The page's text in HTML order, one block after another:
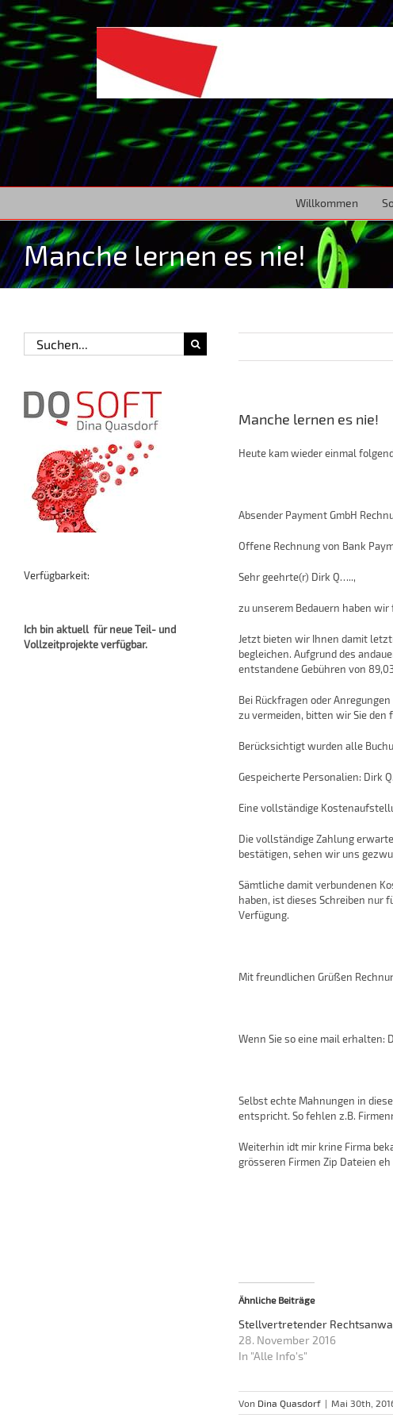
Zum
Inhalt
springen
Willkommen
Manche lernen es nie!
Manche lernen es nie!
Heute kam wieder einmal
Absender Payment GmbH
Offene Rechnung von Bank
Sehr geehrte(r) Dirk Q…..,
zu unserem Bedauern haben
Jetzt bieten wir Ihnen damit
begleichen. Aufgrund des
entstandene Gebühren von
Bei Rückfragen oder
zu vermeiden, bitten wir Sie den
Berücksichtigt wurden alle
Gespeicherte Personalien: Dirk
Eine vollständige
Die vollständige Zahlung
bestätigen, sehen wir uns
Sämtliche damit verbundenen
haben, ist dieses Schreiben nur
Verfügung.
Mit freundlichen Grüßen
Wenn Sie so eine mail erhalten:
Selbst echte Mahnungen in
entspricht. So fehlen z.B.
Weiterhin idt mir krine Firma
grösseren Firmen Zip Dateien
Ähnliche Beiträge
Stellvertretender
28. November 2016
In "Alle Info's"
Von Dina Quasdorf | Mai 30th,
Suche
nach:
Verfügbarkeit:
Ich bin aktuell für neue Teil- und
Vollzeitprojekte verfügbar.